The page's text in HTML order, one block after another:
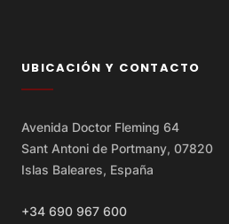
UBICACIÓN Y CONTACTO
Avenida Doctor Fleming 64
Sant Antoni de Portmany, 07820
Islas Baleares, España
+34 690 967 600